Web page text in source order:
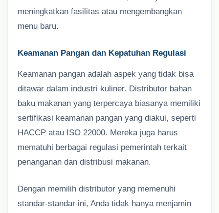
meningkatkan fasilitas atau mengembangkan
menu baru.
Keamanan Pangan dan Kepatuhan Regulasi
Keamanan pangan adalah aspek yang tidak bisa
ditawar dalam industri kuliner. Distributor bahan
baku makanan yang terpercaya biasanya memiliki
sertifikasi keamanan pangan yang diakui, seperti
HACCP atau ISO 22000. Mereka juga harus
mematuhi berbagai regulasi pemerintah terkait
penanganan dan distribusi makanan.
Dengan memilih distributor yang memenuhi
standar-standar ini, Anda tidak hanya menjamin